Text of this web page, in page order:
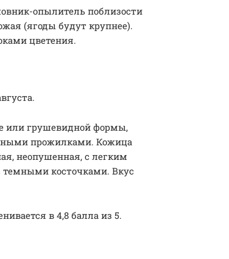
опылитель поблизости
(ягоды будут крупнее).
цветения.
или грушевидной формы,
прожилками. Кожица
неопушенная, с легким
косточками. Вкус
в 4,8 балла из 5.